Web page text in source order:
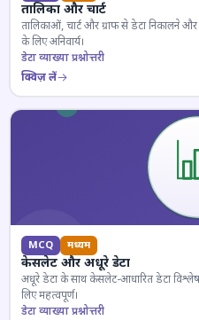
तालिका और चार्ट
तालिकाओं, चार्ट और ग्राफ से डेटा निकालने
के लिए अनिवार्य।
डेटा व्याख्या प्रश्नोत्तरी
क्विज़ लें
MCQ मध्यम
केसलेट और अधूरे डेटा
अधूरे डेटा के साथ केसलेट-आधारित डेटा
लिए महत्वपूर्ण।
डेटा व्याख्या प्रश्नोत्तरी